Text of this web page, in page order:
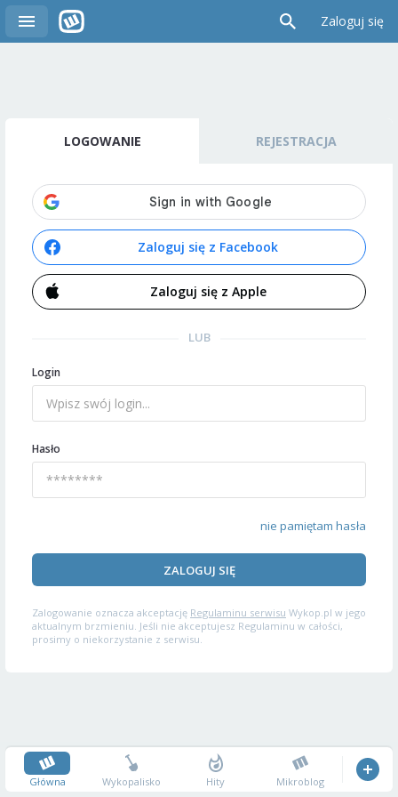
Zaloguj się
LOGOWANIE REJESTRACJA
Zaloguj się z Facebook
Zaloguj się z Apple
LUB
Login
Hasło
nie pamiętam hasła
ZALOGUJ SIĘ
Zalogowanie oznacza akceptację Regulaminu serwisu Wykop.pl w jego
aktualnym brzmieniu. Jeśli nie akceptujesz Regulaminu w całości,
prosimy o niekorzystanie z serwisu.
Główna Wykopalisko Hity Mikroblog